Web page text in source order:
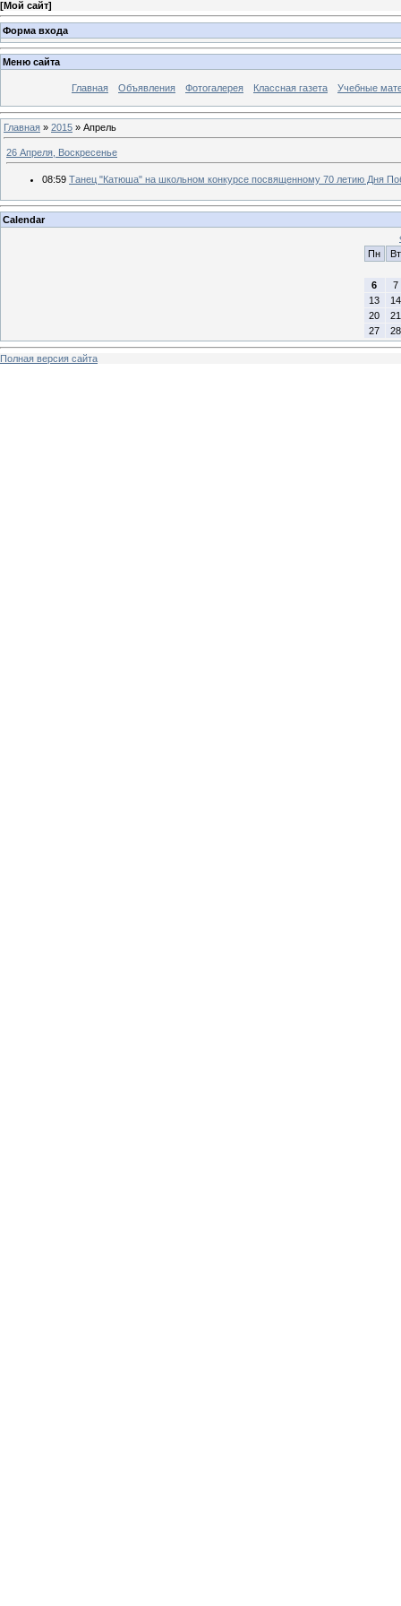
[Мой сайт]
Форма входа
Меню сайта
Главная Объявления Фотогалерея Классная газета Учебные
Главная » 2015 » Апрель
26 Апреля, Воскресенье
08:59 Танец "Катюша" на школьном конкурсе посвященному 70 летию Дня
Calendar
Пн
Вт
6
7
13
14
20
21
27
28
Полная версия сайта